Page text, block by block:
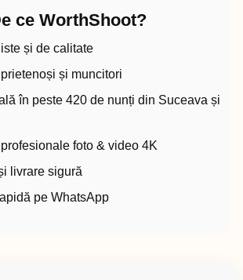
ce WorthShoot?
și de calitate
și muncitori
în peste 420 de nunți din Suceava și
foto & video 4K
livrare sigură
pe WhatsApp